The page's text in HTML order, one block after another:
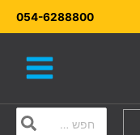
054-6288800
for: